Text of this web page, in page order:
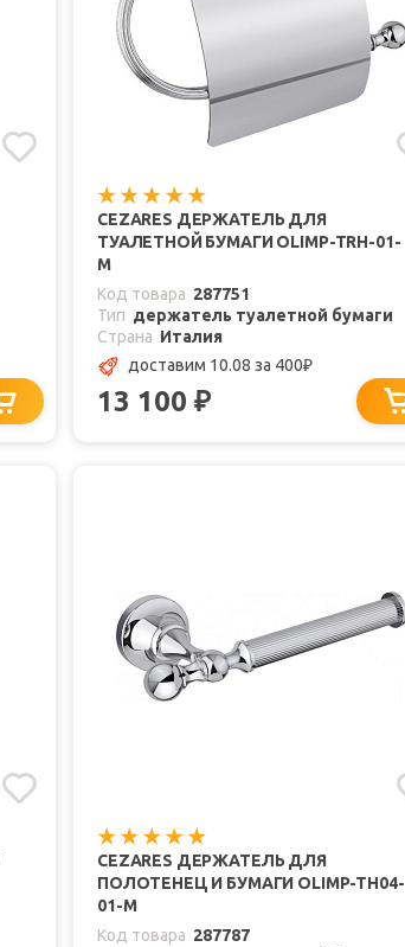
CEZARES ДЕРЖАТЕЛЬ ДЛЯ
ТУАЛЕТНОЙ БУМАГИ OLIMP-TRH-01-
M
Код товара 287751
Тип держатель туалетной бумаги
Страна Италия
доставим 10.08 за 400₽
13 100 ₽
CEZARES ДЕРЖАТЕЛЬ ДЛЯ
ПОЛОТЕНЕЦ И БУМАГИ OLIMP-TH04-
01-M
Код товара 287787